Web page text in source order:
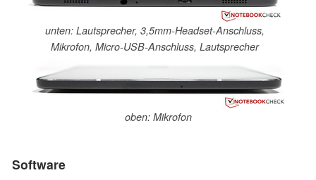
unten: Lautsprecher, 3,5mm-Headset-Anschluss,
Mikrofon, Micro-USB-Anschluss, Lautsprecher
oben: Mikrofon
Software